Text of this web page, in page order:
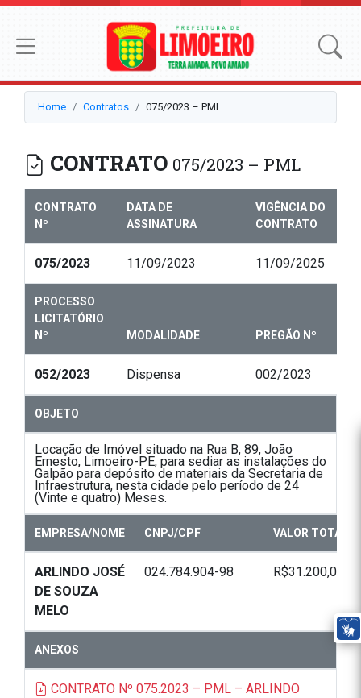
Home Contratos 075/2023 – PML
CONTRATO 075/2023 – PML
CONTRATO
Nº
DATA DE
ASSINATURA
VIGÊNCIA DO
CONTRATO
075/2023 11/09/2023 11/09/2025
PROCESSO
LICITATÓRIO
Nº
MODALIDADE PREGÃO Nº
052/2023 Dispensa 002/2023
OBJETO
Locação de Imóvel situado na Rua B, 89, João
Ernesto, Limoeiro-PE, para sediar as instalações do
Galpão para depósito de materiais da Secretaria de
Infraestrutura, nesta cidade pelo período de 24
(Vinte e quatro) Meses.
EMPRESA/NOME CNPJ/CPF VALOR TOTAL
ARLINDO JOSÉ
DE SOUZA
MELO
024.784.904-98 R$31.200,00
ANEXOS
CONTRATO Nº 075.2023 – PML – ARLINDO